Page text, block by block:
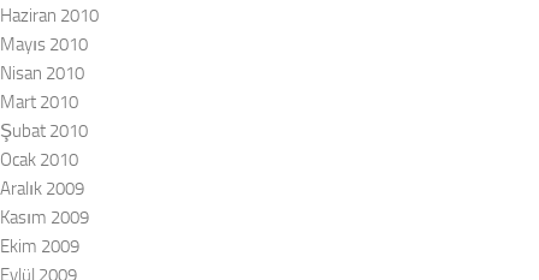
Haziran 2010
Mayıs 2010
Nisan 2010
Mart 2010
Şubat 2010
Ocak 2010
Aralık 2009
Kasım 2009
Ekim 2009
Eylül 2009